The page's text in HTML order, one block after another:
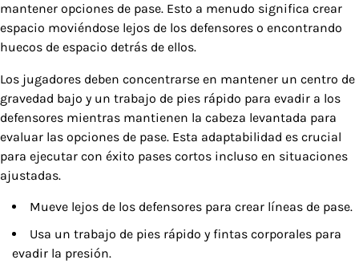
mantener opciones de pase. Esto a menudo significa crear
espacio moviéndose lejos de los defensores o encontrando
huecos de espacio detrás de ellos.
Los jugadores deben concentrarse en mantener un centro de
gravedad bajo y un trabajo de pies rápido para evadir a los
defensores mientras mantienen la cabeza levantada para
evaluar las opciones de pase. Esta adaptabilidad es crucial
para ejecutar con éxito pases cortos incluso en situaciones
ajustadas.
Mueve lejos de los defensores para crear líneas de pase.
Usa un trabajo de pies rápido y fintas corporales para
evadir la presión.